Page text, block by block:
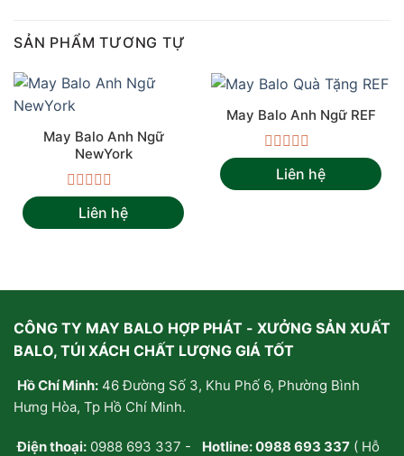
SẢN PHẨM TƯƠNG TỰ
May Balo Anh Ngữ
NewYork
Được
xếp
hạng
Liên hệ
May Balo Anh Ngữ REF
Được
xếp
hạng
Liên hệ
CÔNG TY MAY BALO HỢP PHÁT - XƯỞNG SẢN XUẤT
BALO, TÚI XÁCH CHẤT LƯỢNG GIÁ TỐT
Hồ Chí Minh: 46 Đường Số 3, Khu Phố 6, Phường Bình
Hưng Hòa, Tp Hồ Chí Minh.
Điện thoại: 0988 693 337 - Hotline:0988 693 337 ( Hỗ